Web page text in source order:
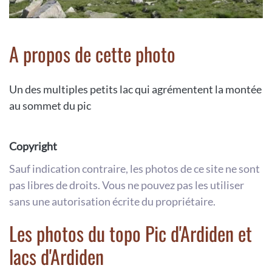
A propos de cette photo
Un des multiples petits lac qui agrémentent la montée
au sommet du pic
Copyright
Sauf indication contraire, les photos de ce site ne sont
pas libres de droits. Vous ne pouvez pas les utiliser
sans une autorisation écrite du propriétaire.
Les photos du topo Pic d'Ardiden et
lacs d'Ardiden